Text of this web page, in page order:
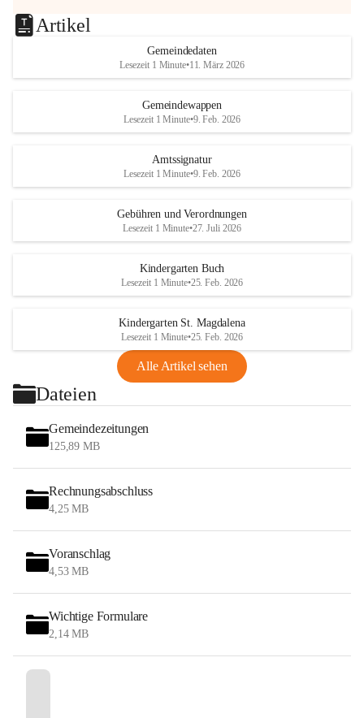
Artikel
Gemeindedaten
Lesezeit 1 Minute•11. März 2026
Gemeindewappen
Lesezeit 1 Minute•9. Feb. 2026
Amtssignatur
Lesezeit 1 Minute•9. Feb. 2026
Gebühren und Verordnungen
Lesezeit 1 Minute•27. Juli 2026
Kindergarten Buch
Lesezeit 1 Minute•25. Feb. 2026
Kindergarten St. Magdalena
Lesezeit 1 Minute•25. Feb. 2026
Alle Artikel sehen
Dateien
Gemeindezeitungen
125,89 MB
Rechnungsabschluss
4,25 MB
Voranschlag
4,53 MB
Wichtige Formulare
2,14 MB